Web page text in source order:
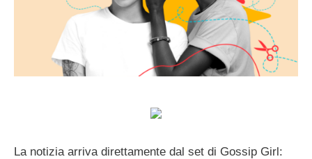
La notizia arriva direttamente dal set di Gossip Girl: